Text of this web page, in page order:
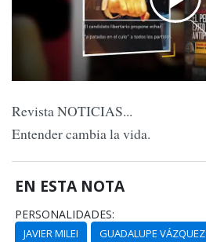
Revista NOTICIAS...
Entender cambia la vida.
EN ESTA NOTA
PERSONALIDADES:
JAVIER MILEI
GUADALUPE VÁZQUEZ